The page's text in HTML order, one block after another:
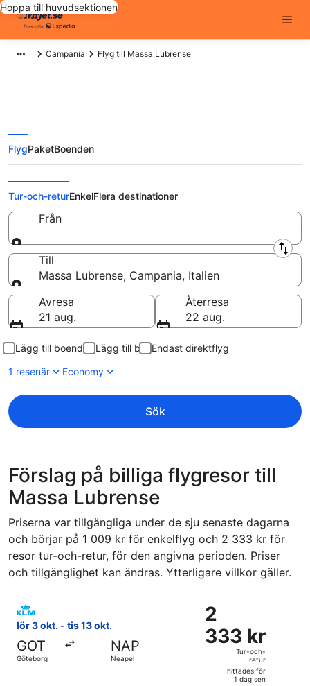
Hoppa till huvudsektionen
Campania Flyg till Massa Lubrense
Billiga flygbiljetter till Massa
Lubrense
FlygPaketBoenden
Tur-och-returEnkelFlera destinationer
Från
Från
Till
Massa Lubrense, Campania, Italien
Till
Avresa
21 aug.
Återresa
22 aug.
Lägg till boende Lägg till bil
Endast direktflyg
1 resenär
Economy
Sök
Förslag på billiga flygresor till
Massa Lubrense
Priserna var tillgängliga under de sju senaste dagarna
och börjar på 1 009 kr för enkelflyg och 2 333 kr för
resor tur-och-retur, för den angivna perioden. Priser
och tillgänglighet kan ändras. Ytterligare villkor gäller.
lör 3 okt. - tis 13 okt.
GOT
Göteborg
NAP
Neapel
2
333 kr
Tur-
retur,
hittades
2
333 kr
Tur-och-
retur
hittades för
1 dag sen
Välj flyg med KLM, med avresa lör 3 okt. från